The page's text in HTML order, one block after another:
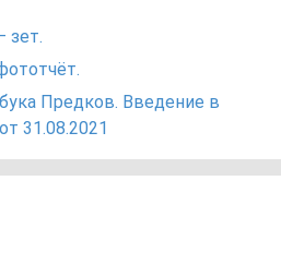
зет.
Предков. Введение в
31.08.2021